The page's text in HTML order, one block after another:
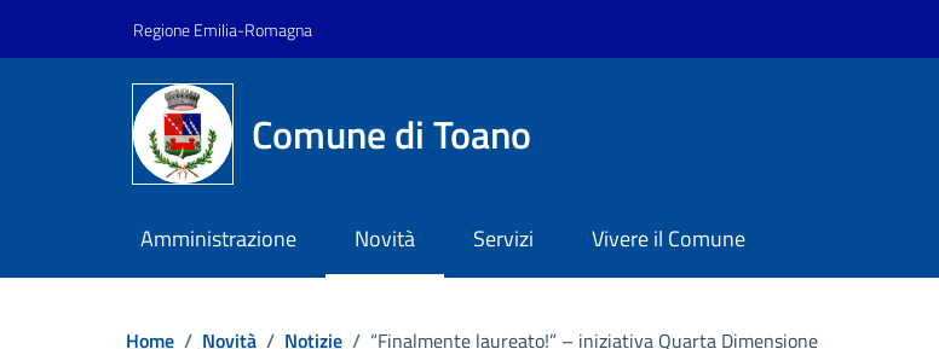
Regione Emilia-Romagna
Comune di Toano
Amministrazione Novità Servizi Vivere il Comune
Home / Novità / Notizie / “Finalmente laureato!” – iniziativa Quarta Dimensione